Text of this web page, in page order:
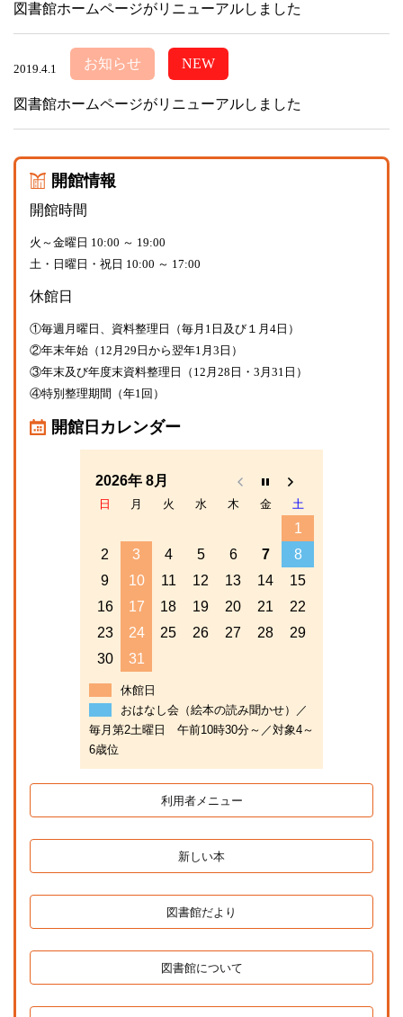
開館情報
開館時間
火～金曜日 10:00 ～ 19:00
土・日曜日・祝日 10:00 ～ 17:00
休館日
①毎週月曜日、資料整理日（毎月1日及び１月4日）
②年末年始（12月29日から翌年1月3日）
③年末及び年度末資料整理日（12月28日・3月31日）
④特別整理期間（年1回）
開館日カレンダー
2026年 8月
日 月 火 水 木 金 土
1
2
3 4 5 6 7
8
9
10 11 12 13 14
15
16
17 18 19 20 21
22
23
24 25 26 27 28
29
30
31
休館日
おはなし会（絵本の読み聞かせ）／
毎月第2土曜日 午前10時30分～／対象4～
6歳位
利用者メニュー
新しい本
図書館だより
図書館について
図書館ホームページがリニューアルしました
2019.4.1 お知らせ NEW
図書館ホームページがリニューアルしました